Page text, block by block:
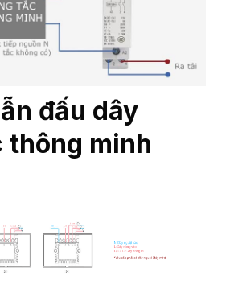
đấu dây
thông minh